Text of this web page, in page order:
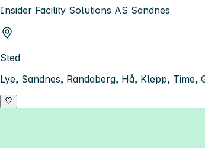
Insider Facility Solutions AS Sandnes
Sted
Lye, Sandnes, Randaberg, Hå, Klepp, Time,